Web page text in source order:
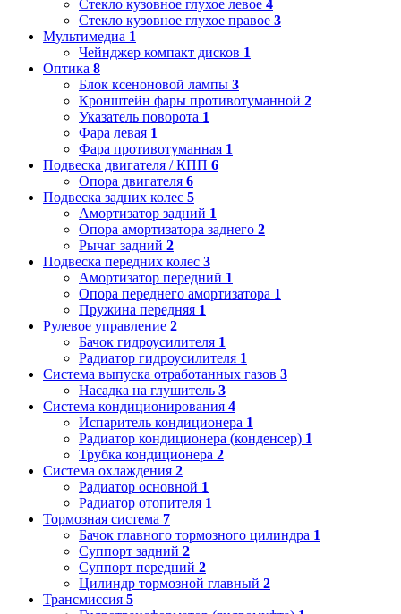
Стекло кузовное глухое левое 4
Стекло кузовное глухое правое 3
Мультимедиа 1
Чейнджер компакт дисков 1
Оптика 8
Блок ксеноновой лампы 3
Кронштейн фары противотуманной 2
Указатель поворота 1
Фара левая 1
Фара противотуманная 1
Подвеска двигателя / КПП 6
Опора двигателя 6
Подвеска задних колес 5
Амортизатор задний 1
Опора амортизатора заднего 2
Рычаг задний 2
Подвеска передних колес 3
Амортизатор передний 1
Опора переднего амортизатора 1
Пружина передняя 1
Рулевое управление 2
Бачок гидроусилителя 1
Радиатор гидроусилителя 1
Система выпуска отработанных газов 3
Насадка на глушитель 3
Система кондиционирования 4
Испаритель кондиционера 1
Радиатор кондиционера (конденсер) 1
Трубка кондиционера 2
Система охлаждения 2
Радиатор основной 1
Радиатор отопителя 1
Тормозная система 7
Бачок главного тормозного цилиндра 1
Суппорт задний 2
Суппорт передний 2
Цилиндр тормозной главный 2
Трансмиссия 5